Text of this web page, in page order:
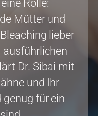
Rolle:
Mütter und
lieber
ausführlichen
Dr. Sibai mit
und Ihr
für ein